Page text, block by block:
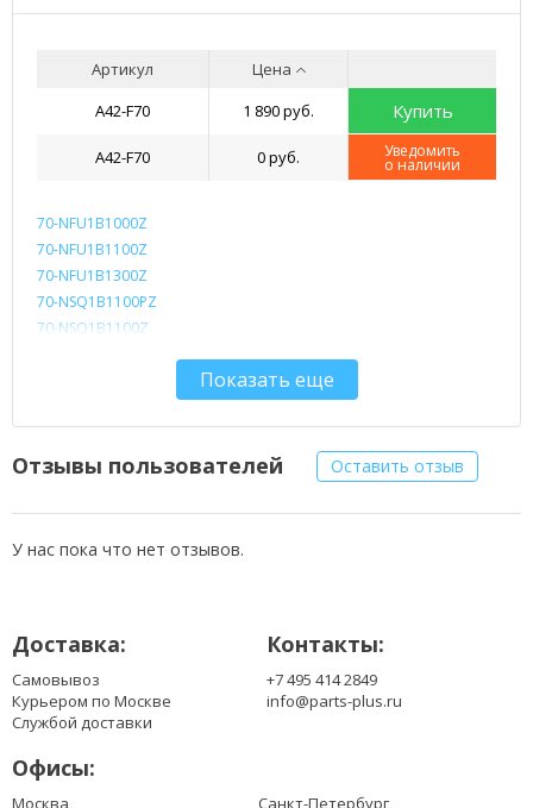
Артикул
Цена
A42-F70
1 890 руб. Купить
A42-F70 0 руб. Уведомить
о наличии
70-NFU1B1000Z
70-NFU1B1100Z
70-NFU1B1300Z
70-NSQ1B1100PZ
70-NSQ1B1100Z
70-NU51B2100PZ
70-NU51B2100Z
A32-F70
A42-M70
CS-AUF70NB
Показать еще
Отзывы пользователей Оставить отзыв
У нас пока что нет отзывов.
Доставка:
Самовывоз
Курьером по Москве
Службой доставки
Контакты:
+7 495 414 2849
info@parts-plus.ru
Офисы:
Москва,
Санкт-Петербург,